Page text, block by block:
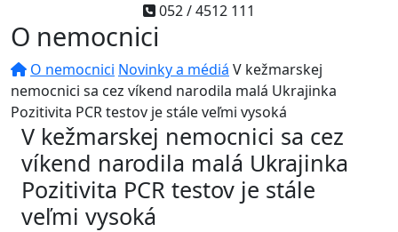
052 / 4512 111
O nemocnici
O nemocnici Novinky a médiá V kežmarskej
nemocnici sa cez víkend narodila malá Ukrajinka
Pozitivita PCR testov je stále veľmi vysoká
V kežmarskej nemocnici sa cez
víkend narodila malá Ukrajinka
Pozitivita PCR testov je stále
veľmi vysoká